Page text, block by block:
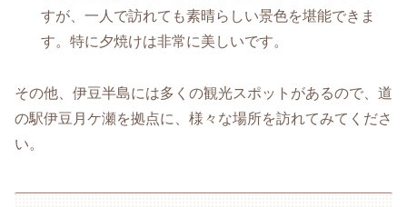
すが、一人で訪れても素晴らしい景色を堪能できま
す。特に夕焼けは非常に美しいです。
その他、伊豆半島には多くの観光スポットがあるので、道
の駅伊豆月ケ瀬を拠点に、様々な場所を訪れてみてくださ
い。